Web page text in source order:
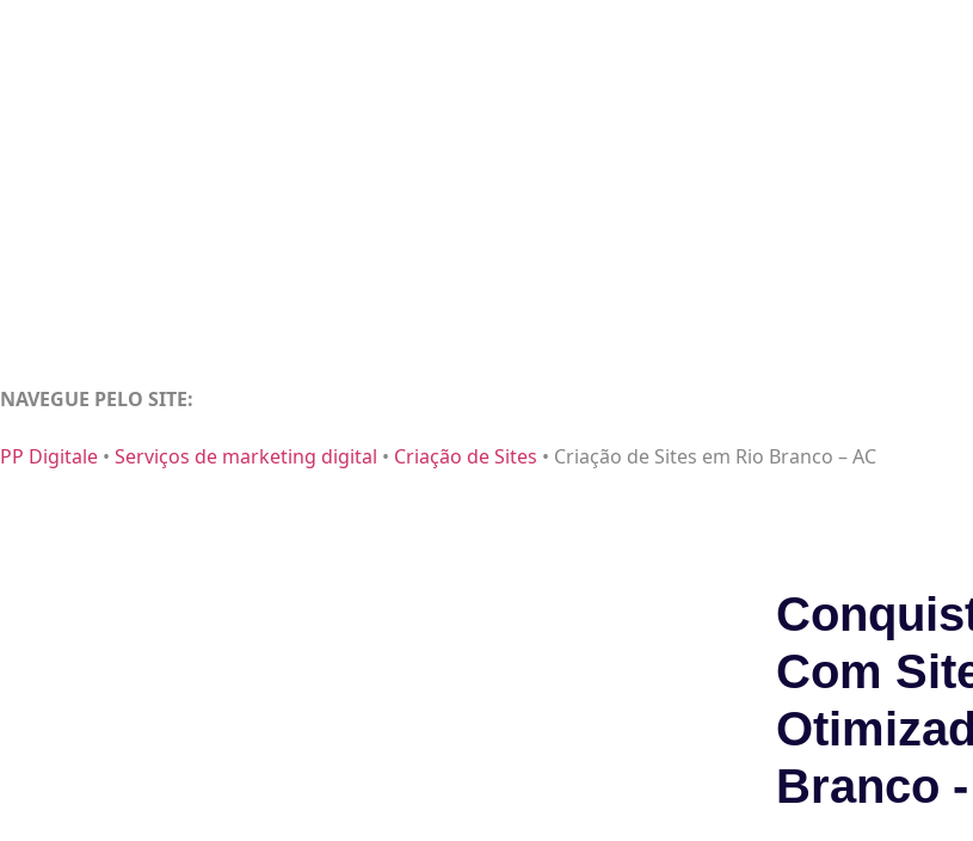
NAVEGUE PELO SITE:
PP Digitale • Serviços de marketing digital • Criação de Sites • Criação de Sites em Rio Branco – AC
Com
Branco